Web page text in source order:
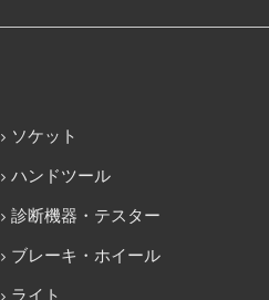
ソケット
ハンドツール
診断機器・テスター
ブレーキ・ホイール
ライト